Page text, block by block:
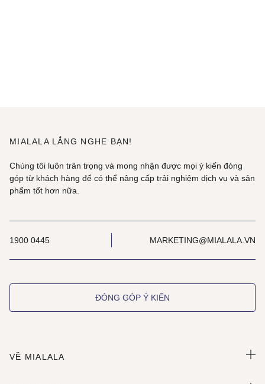
MIALALA LẮNG NGHE BẠN!
Chúng tôi luôn trân trọng và mong nhận được mọi ý kiến đóng
góp từ khách hàng để có thể nâng cấp trải nghiệm dịch vụ và sản
phẩm tốt hơn nữa.
1900 0445 MARKETING@MIALALA.VN
ĐÓNG GÓP Ý KIẾN
VỀ MIALALA